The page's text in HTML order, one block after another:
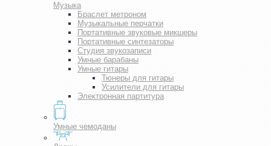
Музыка
Браслет метроном
Музыкальные перчатки
Портативные звуковые микшеры
Портативные синтезаторы
Студия звукозаписи
Умные барабаны
Умные гитары
Тюнеры для гитары
Усилители для гитары
Электронная партитура
Умные чемоданы